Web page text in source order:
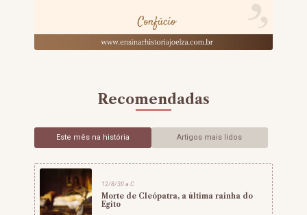
Recomendadas
Este mês na história Artigos mais lidos
12/8/30 a.C
Morte de Cleópatra, a última rainha do
Egito